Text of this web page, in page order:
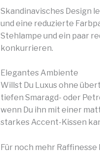
Skandinavisches Design
und eine reduzierte
Stehlampe und ein paar
konkurrieren.
Elegantes Ambiente
Willst Du Luxus ohne
tiefen Smaragd- oder
wenn Du ihn mit einer
starkes Accent-Kissen
Für noch mehr